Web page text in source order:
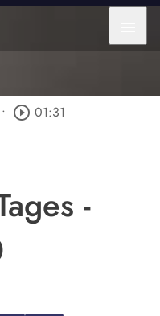
• play_circle_outline 01:31
-